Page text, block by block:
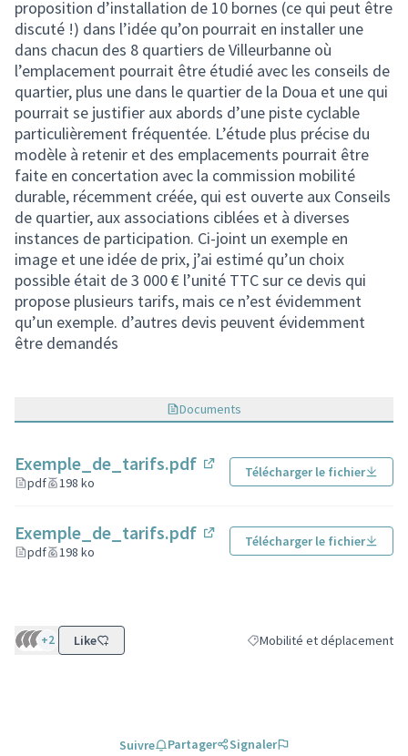
proposition d’installation de 10 bornes (ce qui peut être
discuté !) dans l’idée qu’on pourrait en installer une
dans chacun des 8 quartiers de Villeurbanne où
l’emplacement pourrait être étudié avec les conseils de
quartier, plus une dans le quartier de la Doua et une qui
pourrait se justifier aux abords d’une piste cyclable
particulièrement fréquentée. L’étude plus précise du
modèle à retenir et des emplacements pourrait être
faite en concertation avec la commission mobilité
durable, récemment créée, qui est ouverte aux Conseils
de quartier, aux associations ciblées et à diverses
instances de participation. Ci-joint un exemple en
image et une idée de prix, j’ai estimé qu’un choix
possible était de 3 000 € l’unité TTC sur ce devis qui
propose plusieurs tarifs, mais ce n’est évidemment
qu’un exemple. d’autres devis peuvent évidemment
être demandés
Documents
Exemple_de_tarifs.pdf
(Lien externe)
pdf 198 ko
Télécharger le fichier
Exemple_de_tarifs.pdf
(Lien externe)
pdf 198 ko
Télécharger le fichier
+2 Like Filtrer les résultats de la
Mobilité et déplacement
Suivre Partager Signaler